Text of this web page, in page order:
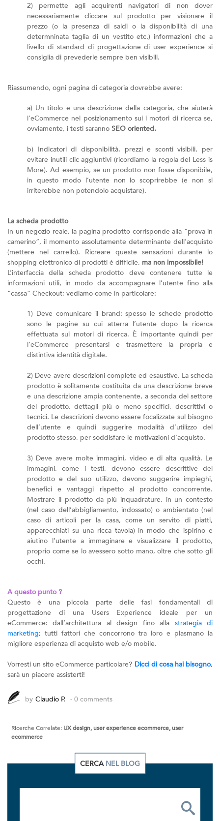
2) permette agli acquirenti navigatori di non dover
necessariamente cliccare sul prodotto per visionare il
prezzo (o la presenza di saldi o la disponibilità di una
determninata taglia di un vestito etc.) informazioni che a
livello di standard di progettazione di user experience si
consiglia di prevederle sempre ben visibili.
Riassumendo, ogni pagina di categoria dovrebbe avere:
a) Un titolo e una descrizione della categoria, che aiuterà
l’eCommerce nel posizionamento sui i motori di ricerca se,
ovviamente, i testi saranno SEO oriented.
b) Indicatori di disponibilità, prezzi e sconti visibili, per
evitare inutili clic aggiuntivi (ricordiamo la regola del Less is
More). Ad esempio, se un prodotto non fosse disponibile,
in questo modo l’utente non lo scoprirebbe (e non si
irriterebbe non potendolo acquistare).
La scheda prodotto
In un negozio reale, la pagina prodotto corrisponde alla “prova in
camerino”, il momento assolutamente determinante dell'acquisto
(mettere nel carrello). Ricreare queste sensazioni durante lo
shopping elettronico di prodotti è difficile, ma non impossibile!
L’interfaccia della scheda prodotto deve contenere tutte le
informazioni utili, in modo da accompagnare l’utente fino alla
“cassa” Checkout; vediamo come in particolare:
1) Deve comunicare il brand: spesso le schede prodotto
sono le pagine su cui atterra l’utente dopo la ricerca
effettuata sui motori di ricerca. È importante quindi per
l’eCommerce presentarsi e trasmettere la propria e
distintiva identità digitale.
2) Deve avere descrizioni complete ed esaustive. La scheda
prodotto è solitamente costituita da una descrizione breve
e una descrizione ampia contenente, a seconda del settore
del prodotto, dettagli più o meno specifici, descrittivi o
tecnici. Le descrizioni devono essere focalizzate sul bisogno
dell’utente e quindi suggerire modalità d’utilizzo del
prodotto stesso, per soddisfare le motivazioni d’acquisto.
3) Deve avere molte immagini, video e di alta qualità. Le
immagini, come i testi, devono essere descrittive del
prodotto e del suo utilizzo, devono suggerire impieghi,
benefici e vantaggi rispetto al prodotto concorrente.
Mostrare il prodotto da più inquadrature, in un contesto
(nel caso dell’abbigliamento, indossato) o ambientato (nel
caso di articoli per la casa, come un servito di piatti,
apparecchiati su una ricca tavola) in modo che ispirino e
aiutino l’utente a immaginare e visualizzare il prodotto,
proprio come se lo avessero sotto mano, oltre che sotto gli
occhi.
A questo punto ?
Questo è una piccola parte delle fasi fondamentali di
progettazione di una Users Experience ideale per un
eCommerce: dall’architettura al design fino alla strategia di
marketing; tutti fattori che concorrono tra loro e plasmano la
migliore esperienza di acquisto web e/o mobile.
Vorresti un sito eCommerce particolare? Dicci di cosa hai bisogno,
sarà un piacere assisterti!
by Claudio P. - 0 comments
Ricerche Correlate: UX design, user experience ecommerce, user
ecommerce
CERCA NEL BLOG